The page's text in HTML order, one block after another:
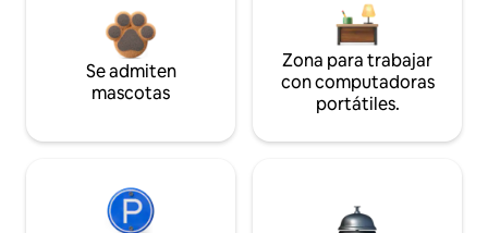
Se admiten
mascotas
Zona para trabajar
con computadoras
portátiles.